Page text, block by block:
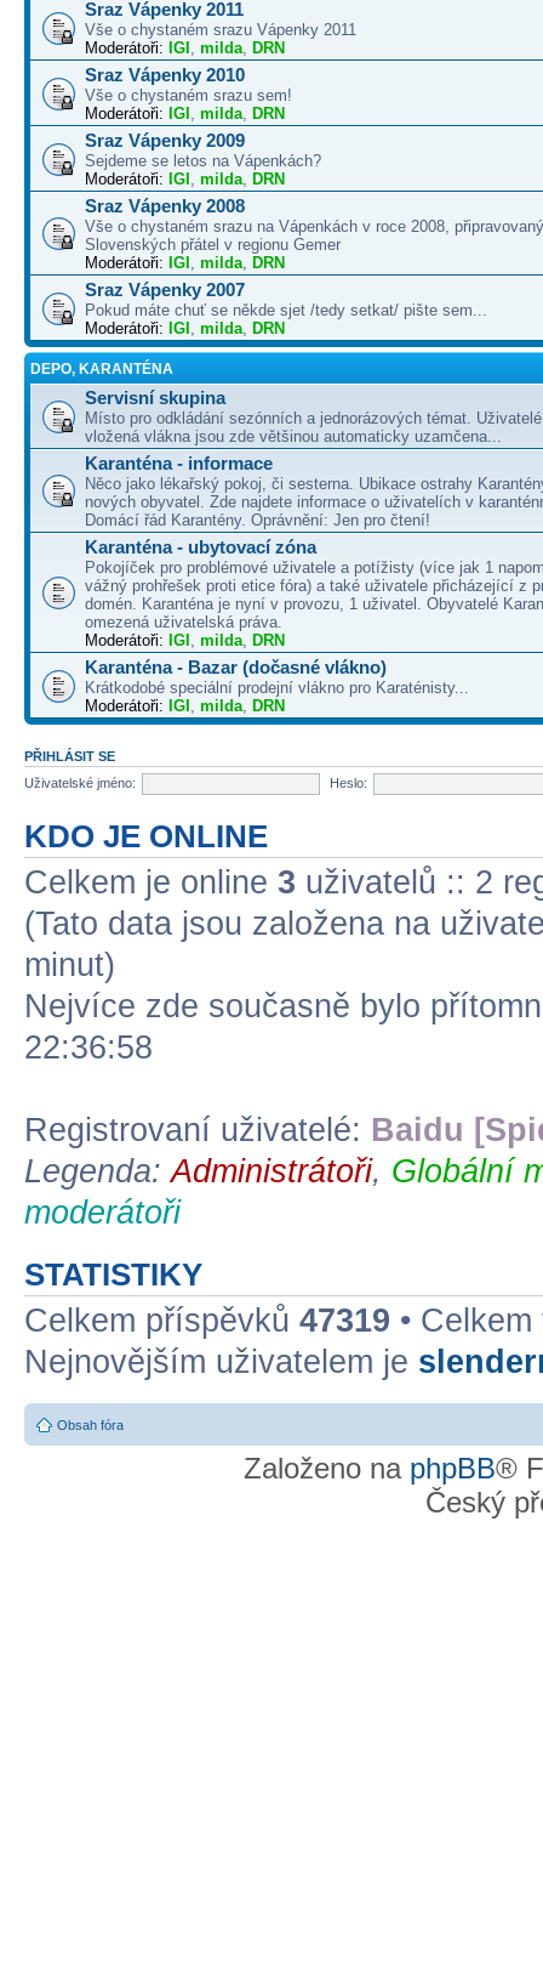
Sraz Vápenky 2011
Vše o chystaném srazu Vápenky 2011
Moderátoři: IGI , milda, DRN
Sraz Vápenky 2010
Vše o chystaném srazu sem!
Moderátoři: IGI , milda, DRN
Sraz Vápenky 2009
Sejdeme se letos na Vápenkách?
Moderátoři: IGI , milda, DRN
Sraz Vápenky 2008
Vše o chystaném srazu na Vápenkách v roce 2008,
Slovenských přátel v regionu Gemer
Moderátoři: IGI , milda, DRN
Sraz Vápenky 2007
Pokud máte chuť se někde sjet /tedy setkat/ pište sem...
Moderátoři: IGI , milda, DRN
DEPO, KARANTÉNA
Servisní skupina
Místo pro odkládání sezónních a jednorázových témat.
vložená vlákna jsou zde většinou automaticky uzamčena...
Karanténa - informace
Něco jako lékařský pokoj, či sesterna. Ubikace ostrahy
nových obyvatel. Zde najdete informace o uživatelích v
Domácí řád Karantény. Oprávnění: Jen pro čtení!
Karanténa - ubytovací zóna
Pokojíček pro problémové uživatele a potížisty (více jak 1
vážný prohřešek proti etice fóra) a také uživatele přicházející z
domén. Karanténa je nyní v provozu, 1 uživatel. Obyvatelé
omezená uživatelská práva.
Moderátoři: IGI , milda, DRN
Karanténa - Bazar (dočasné vlákno)
Krátkodobé speciální prodejní vlákno pro Karaténisty...
Moderátoři: IGI , milda, DRN
PŘIHLÁSIT SE
Uživatelské jméno:
Heslo:
KDO JE ONLINE
Celkem je online 3 uživatelů :: 2
(Tato data jsou založena na
minut)
Nejvíce zde současně bylo
22:36:58
Registrovaní uživatelé: Baidu
Legenda:Administrátoři, Globální
moderátoři
STATISTIKY
Celkem příspěvků 47319 •
Nejnovějším uživatelem je
Obsah fóra
Založeno na phpBB®
Český